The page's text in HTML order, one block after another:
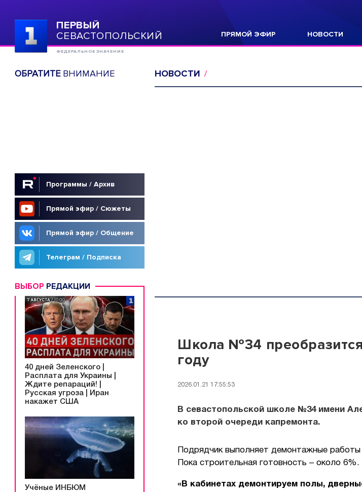
ПЕРВЫЙ
СЕВАСТОПОЛЬСКИЙ
ФЕДЕРАЛЬНОЕ ЗНАЧЕНИЕ
ПРЯМОЙ ЭФИР НОВОСТИ
ОБРАТИТЕВНИМАНИЕ
Программы / Архив
Прямой эфир / Сюжеты
Прямой эфир / Общение
Телеграм / Подписка
ВЫБОР РЕДАКЦИИ
40 дней Зеленского |
Расплата для Украины |
Ждите репараций! |
Русская угроза | Иран
накажет США
Учёные ИНБЮМ
НОВОСТИ
Школа №34
году
2026.01.21 17:55:53
В севастопольской школе №34 имени
ко второй очереди капремонта.
Подрядчик выполняет демонтажные
Пока строительная готовность – около 6%.
«В кабинетах демонтируем полы,